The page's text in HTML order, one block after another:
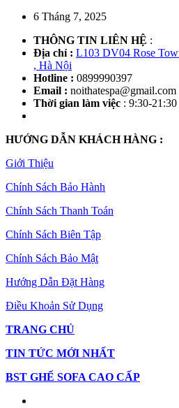
6 Tháng 7, 2025
THÔNG TIN LIÊN HỆ :
Địa chỉ : L103 DV04 Rose
, Hà Nội
Hotline : 0899990397
Email : noithatespa@gmail.com
Thời gian làm việc : 9:30-
HƯỚNG DẪN KHÁCH HÀNG :
Giới Thiệu
Chính Sách Bảo Hành
Chính Sách Thanh Toán
Chính Sách Biên Tập
Chính Sách Bảo Mật
Hướng Dẫn Đặt Hàng
Điều Khoản Sử Dụng
TRANG CHỦ
TIN TỨC MỚI NHẤT
BST GHẾ SOFA CAO CẤP